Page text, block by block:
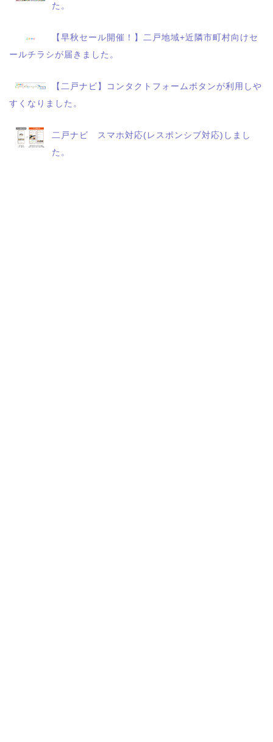
た。
【早秋セール開催！】二戸地域+近隣市町村向けセ
ールチラシが届きました。
【二戸ナビ】コンタクトフォームボタンが利用しや
すくなりました。
二戸ナビ スマホ対応(レスポンシブ対応)しまし
た。